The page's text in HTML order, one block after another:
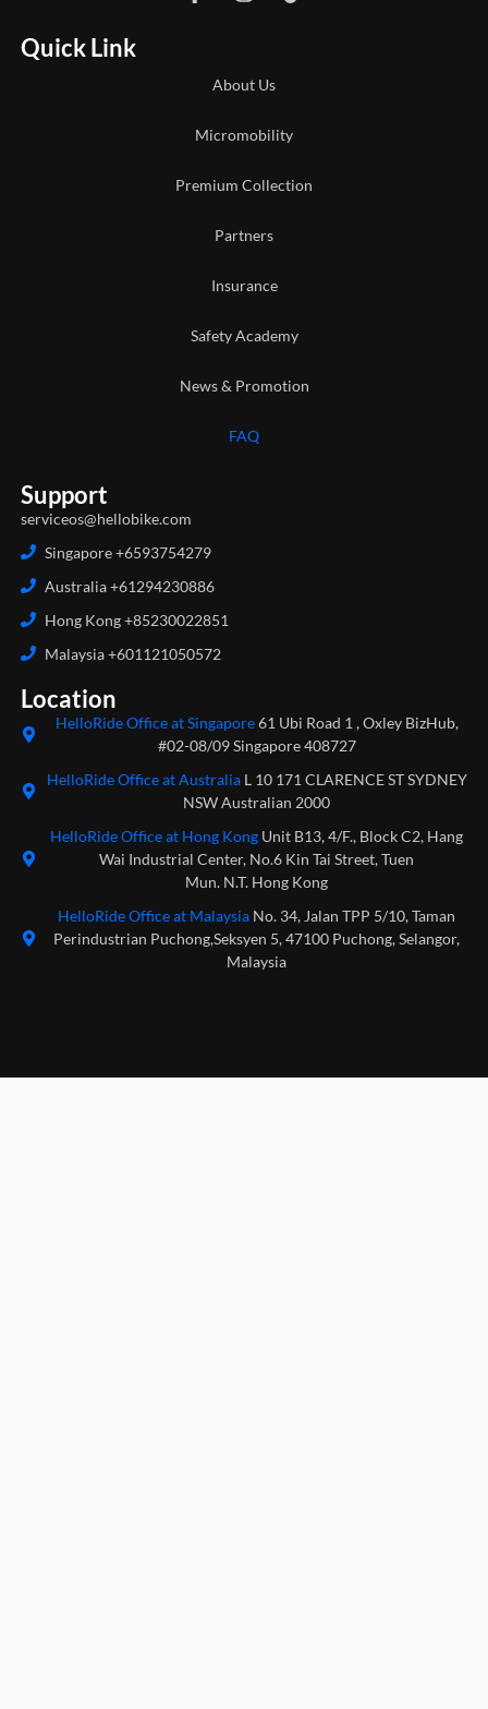
Quick Link
About Us
Micromobility
Premium Collection
Partners
Insurance
Safety Academy
News & Promotion
FAQ
Support
serviceos@hellobike.com
Singapore +6593754279
Australia +61294230886
Hong Kong +85230022851
Malaysia +601121050572
Location
HelloRide Office at Singapore61 Ubi Road 1 , Oxley BizHub,
#02-08/09 Singapore 408727
HelloRide Office at Australia L 10 171 CLARENCE ST SYDNEY
NSW Australian 2000
HelloRide Office at Hong Kong Unit B13, 4/F., Block C2, Hang
Wai Industrial Center, No.6 Kin Tai Street, Tuen
Mun. N.T. Hong Kong
HelloRide Office at Malaysia No. 34, Jalan TPP 5/10, Taman
Perindustrian Puchong,Seksyen 5, 47100 Puchong, Selangor,
Malaysia